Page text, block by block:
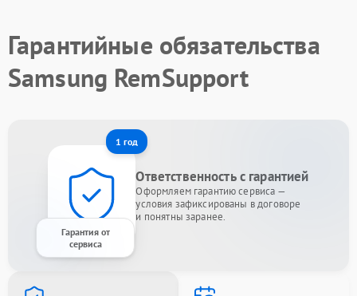
Гарантийные обязательства
Samsung RemSupport
1 год
Гарантия от
сервиса
Ответственность с гарантией
Оформляем гарантию сервиса —
условия зафиксированы в договоре
и понятны заранее.